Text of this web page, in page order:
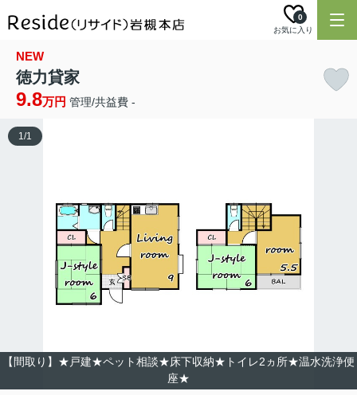
お気に入り
0
NEW
徳力貸家
9.8万円 管理/共益費 -
【間取り】★戸建★ペット相談★床下収納★トイレ2ヵ所★温水洗浄便
座★
1/1